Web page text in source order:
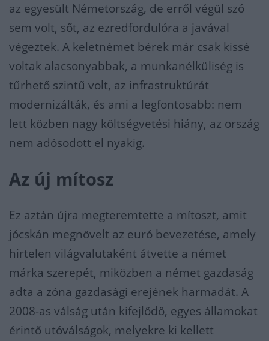
az egyesült Németország, de erről végül szó
sem volt, sőt, az ezredfordulóra a javával
végeztek. A keletnémet bérek már csak kissé
voltak alacsonyabbak, a munkanélküliség is
tűrhető szintű volt, az infrastruktúrát
modernizálták, és ami a legfontosabb: nem
lett közben nagy költségvetési hiány, az ország
nem adósodott el nyakig.
Az új mítosz
Ez aztán újra megteremtette a mítoszt, amit
jócskán megnövelt az euró bevezetése, amely
hirtelen világvalutaként átvette a német
márka szerepét, miközben a német gazdaság
adta a zóna gazdasági erejének harmadát. A
2008-as válság után kifejlődő, egyes államokat
érintő utóválságok, melyekre ki kellett